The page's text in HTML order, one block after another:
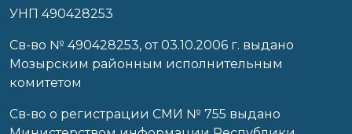
УНП 490428253
Cв-во № 490428253, от 03.10.2006 г. выдано
Мозырским районным исполнительным
комитетом
Св-во о регистрации СМИ № 755 выдано